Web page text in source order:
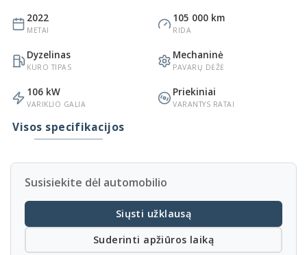
2022
METAI
105 000 km
RIDA
Dyzelinas
KURO TIPAS
Mechaninė
PAVARŲ DĖŽĖ
106 kW
VARIKLIO GALIA
Priekiniai
VARANTYS RATAI
Visos specifikacijos
Susisiekite dėl automobilio
Siųsti užklausą
Suderinti apžiūros laiką